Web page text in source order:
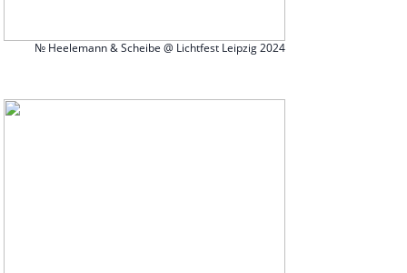
№ Heelemann & Scheibe @ Lichtfest Leipzig 2024